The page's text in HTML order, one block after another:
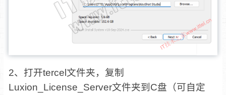
2、打开tercel文件夹，复制
Luxion_License_Server文件夹到C盘（可自定